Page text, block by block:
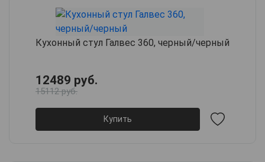
Кухонный стул Галвес 360, черный/черный
12489 руб.
15112 руб.
Купить